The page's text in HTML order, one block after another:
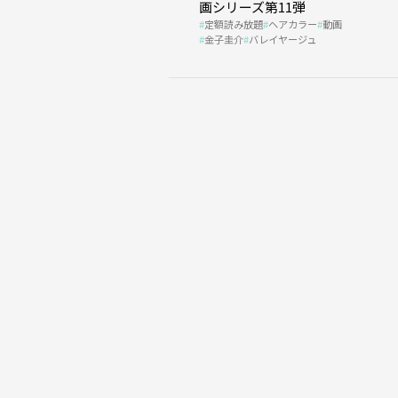
画シリーズ第11弾
定額読み放題 ヘアカラー 動画
金子圭介 バレイヤージュ